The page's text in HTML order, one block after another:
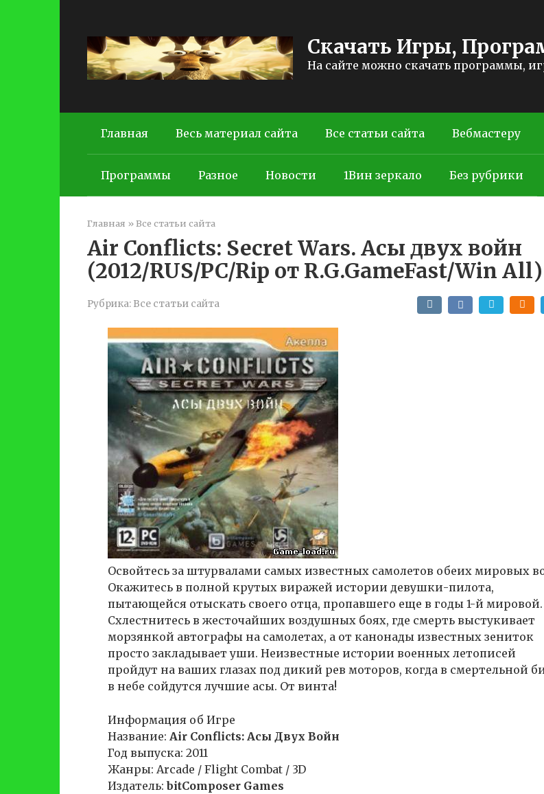
Скачать Игры,
На сайте можно скачать программы,
Главная Весь материал сайта Все статьи сайта Вебмастеру
Программы Разное Новости 1Вин зеркало Без рубрики
Главная »Все статьи сайта
Air Conflicts: Secret Wars. Асы двух войн
(2012/RUS/PC/Rip от R.G.GameFast/Win All)
Рубрика: Все статьи сайта
Освойтесь за штурвалами самых известных самолетов обеих мировых
Окажитесь в полной крутых виражей истории девушки-пилота,
пытающейся отыскать своего отца, пропавшего еще в годы 1-й мировой.
Схлестнитесь в жесточайших воздушных боях, где смерть выстукивает
морзянкой автографы на самолетах, а от канонады известных зениток
просто закладывает уши. Неизвестные истории военных летописей
пройдут на ваших глазах под дикий рев моторов, когда в смертельной
в небе сойдутся лучшие асы. От винта!
Информация об Игре
Название: Air Conflicts: Асы Двух Войн
Год выпуска: 2011
Жанры: Arcade / Flight Combat / 3D
Издатель:bitComposer Games